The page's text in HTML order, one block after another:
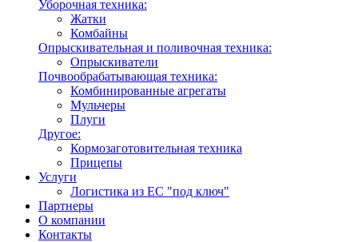
Уборочная техника:
Жатки
Комбайны
Опрыскивательная и поливочная техника:
Опрыскиватели
Почвообрабатывающая техника:
Комбинированные агрегаты
Мульчеры
Плуги
Другое:
Кормозаготовительная техника
Прицепы
Услуги
Логистика из ЕС "под ключ"
Партнеры
О компании
Контакты